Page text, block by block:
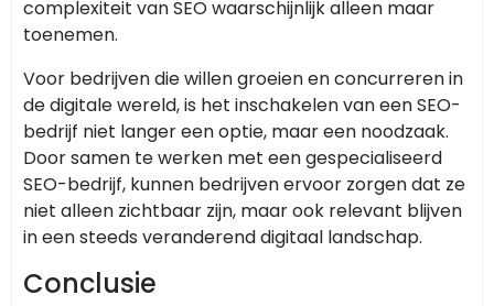
complexiteit van SEO waarschijnlijk alleen maar
toenemen.
Voor bedrijven die willen groeien en concurreren in
de digitale wereld, is het inschakelen van een SEO-
bedrijf niet langer een optie, maar een noodzaak.
Door samen te werken met een gespecialiseerd
SEO-bedrijf, kunnen bedrijven ervoor zorgen dat ze
niet alleen zichtbaar zijn, maar ook relevant blijven
in een steeds veranderend digitaal landschap.
Conclusie